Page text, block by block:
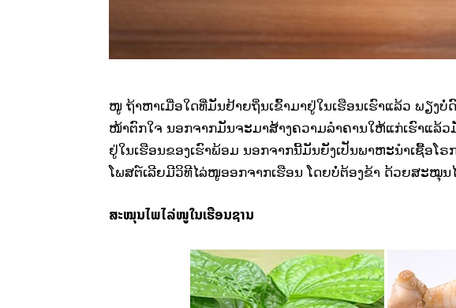
ໜູ ຖ້າຫາເມື່ອໃດທີ່ມັນຢ້າຍຖິ່ນເຂົ້າມາຢູ່ໃນເຮືອນເຮົາແລ້ວ ພຽງ
ໜ້າຕົກໃຈ ນອກຈາກມັນຈະມາສ້າງຄວາມລຳຄານໃຫ້ແກ່ເຮົາແລ້ວ
ຢູ່ໃນເຮືອນຂອງເຮົາພ້ອມ ນອກຈາກນີ້ມັນຍັງເປັນພາຫະນຳເຊື້ອໂ
ໂພສຕ໌ເລີຍມີວິທີໄລ່ໜູອອກຈາກເຮືອນ ໂດຍບໍ່ຕ້ອງຂ້າ ດ້ວຍສະໝຸນ
ສະໝຸນໄພໄລ່ໜູໃນເຮືອນຊານ